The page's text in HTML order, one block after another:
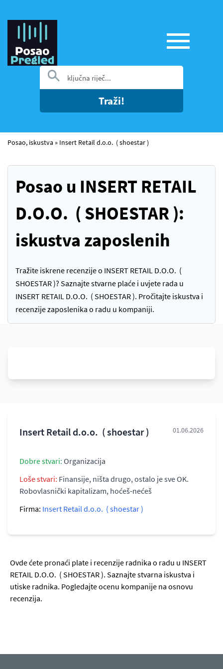
Traži!
Posao, iskustva » Insert Retail d.o.o. ( shoestar )
Posao u INSERT RETAIL
D.O.O. ( SHOESTAR ):
iskustva zaposlenih
Tražite iskrene recenzije o INSERT RETAIL D.O.O. (
SHOESTAR )? Saznajte stvarne plaće i uvjete rada u
INSERT RETAIL D.O.O. ( SHOESTAR ). Pročitajte iskustva i
recenzije zaposlenika o radu u kompaniji.
Insert Retail d.o.o. ( shoestar ) 01.06.2026
Dobre stvari: Organizacija
Loše stvari: Finansije, ništa drugo, ostalo je sve OK.
Robovlasnički kapitalizam, hoćeš-nećeš
Firma: Insert Retail d.o.o. ( shoestar )
Ovde ćete pronaći plate i recenzije radnika o radu u INSERT
RETAIL D.O.O. ( SHOESTAR ). Saznajte stvarna iskustva i
utiske radnika. Pogledajte ocenu kompanije na osnovu
recenzija.